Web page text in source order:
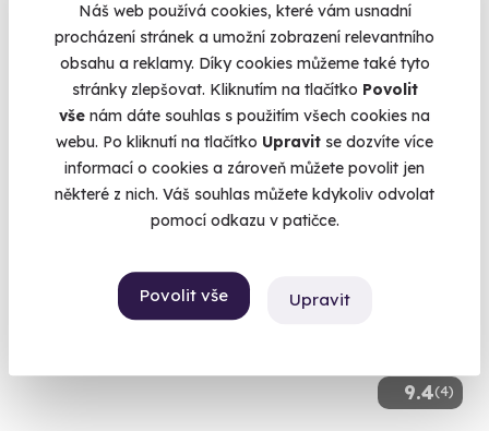
Náš web používá cookies, které vám usnadní
procházení stránek a umožní zobrazení relevantního
obsahu a reklamy. Díky cookies můžeme také tyto
stránky zlepšovat. Kliknutím na tlačítko Povolit
vše nám dáte souhlas s použitím všech cookies na
webu. Po kliknutí na tlačítko Upravit se dozvíte více
informací o cookies a zároveň můžete povolit jen
některé z nich. Váš souhlas můžete kdykoliv odvolat
pomocí odkazu v patičce.
Povolit vše Upravit
Most (Autodrom Most)
(+ 4 další lokality)
1 990 Kč
9.4(4)
Volný termín už 12. 08. 2026